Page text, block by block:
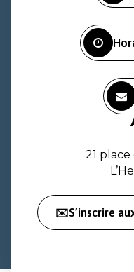
21 place
✉️S’inscrire